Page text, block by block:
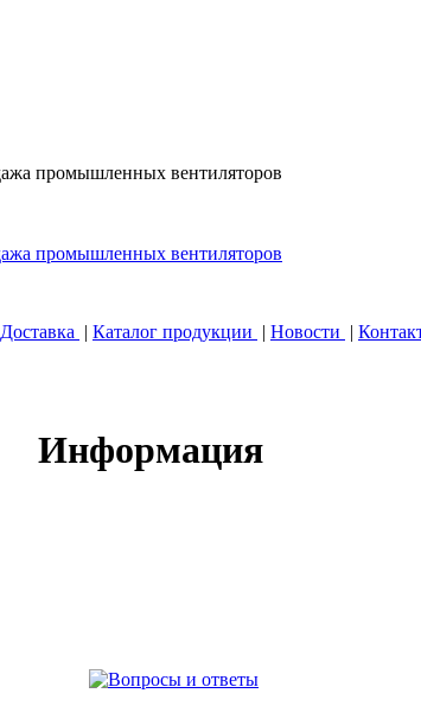
Доставка | Каталог продукции | Новости |
Информация